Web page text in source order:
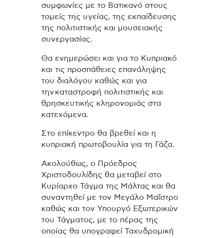
συμφωνίες με το Βατικανό στους
τομείς της υγείας, της εκπαίδευσης
της πολιτιστικής και μουσειακής
συνεργασίας.
Θα ενημερώσει και για το Κυπριακό
και τις προσπάθειες επανάληψης
του διαλόγου καθώς και για
την καταστροφή πολιτιστικής και
θρησκευτικής κληρονομιάς στα
κατεχόμενα.
Στο επίκεντρο θα βρεθεί και η
κυπριακή πρωτοβουλία για τη Γάζα.
Ακολούθως, ο Πρόεδρος
Χριστοδουλίδης θα μεταβεί στο
Κυρίαρχο Τάγμα της Μάλτας και θα
συναντηθεί με τον Μεγάλο Μαΐστρο
καθώς και τον Υπουργό Εξωτερικών
του Τάγματος, με το πέρας της
οποίας θα υπογραφεί Ταχυδρομική